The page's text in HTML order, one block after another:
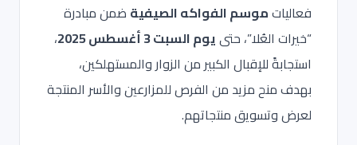
فعالياتموسم الفواكه الصيفية ضمن مبادرة
“خيرات العُلا”، حتىيوم السبت 3 أغسطس 2025
،
استجابةً للإقبال الكبير من الزوار والمستهلكين،
بهدف منح مزيد من الفرص للمزارعين والأسر المنتجة
لعرض وتسويق منتجاتهم.